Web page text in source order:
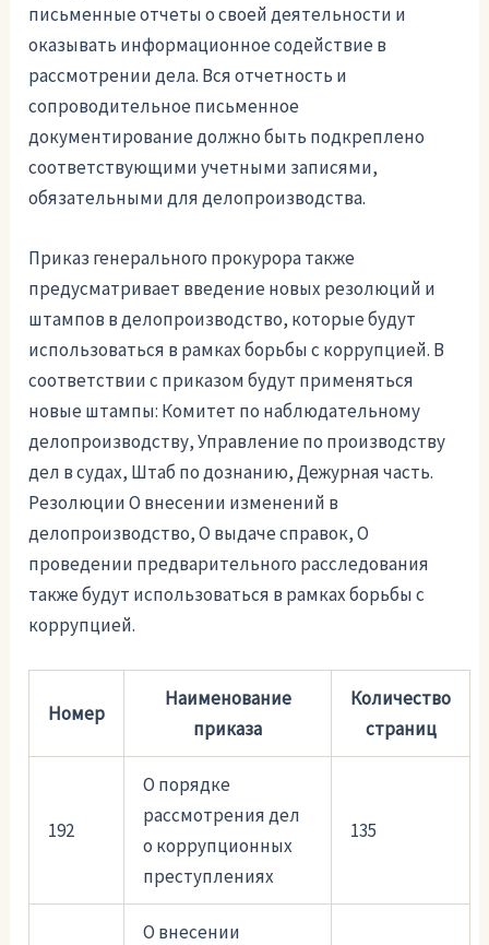
письменные отчеты о своей деятельности и
оказывать информационное содействие в
рассмотрении дела. Вся отчетность и
сопроводительное письменное
документирование должно быть подкреплено
соответствующими учетными записями,
обязательными для делопроизводства.
Приказ генерального прокурора также
предусматривает введение новых резолюций и
штампов в делопроизводство, которые будут
использоваться в рамках борьбы с коррупцией. В
соответствии с приказом будут применяться
новые штампы: Комитет по наблюдательному
делопроизводству, Управление по производству
дел в судах, Штаб по дознанию, Дежурная часть.
Резолюции О внесении изменений в
делопроизводство, О выдаче справок, О
проведении предварительного расследования
также будут использоваться в рамках борьбы с
коррупцией.
Номер
Наименование
приказа
Количество
страниц
192
О порядке
рассмотрения дел
о коррупционных
преступлениях
135
О внесении